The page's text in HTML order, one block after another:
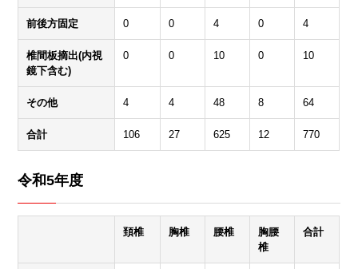
前後方固定 0 0 4 0 4
椎間板摘出(内視
鏡下含む)
0 0 10 0 10
その他 4 4 48 8 64
合計 106 27 625 12 770
令和5年度
頚椎 胸椎 腰椎
胸腰
椎
合計